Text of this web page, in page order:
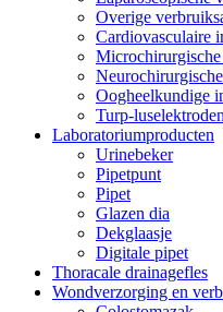
Overige
Cardiovasculaire
Microchirurgische
Oogheelkundige
Turp-luselektroden
Laboratoriumproducten
Urinebeker
Pipetpunt
Pipet
Glazen dia
Dekglaasje
Digitale pipet
Thoracale drainagefles
Wondverzorging en